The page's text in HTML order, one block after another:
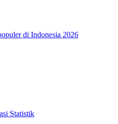
di Indonesia 2026
Statistik